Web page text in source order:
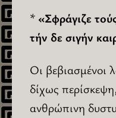
*«Σφράγιζε
τήν δε σιγήν
Οι βεβιασμένοι
δίχως
ανθρώπινη